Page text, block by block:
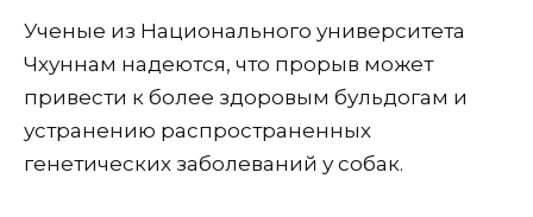
Ученые из Национального университета
Чхуннам надеются, что прорыв может
привести к более здоровым бульдогам и
устранению распространенных
генетических заболеваний у собак.